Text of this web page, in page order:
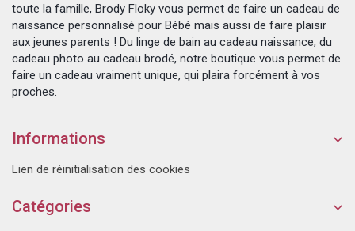
toute la famille, Brody Floky vous permet de faire un cadeau de
naissance personnalisé pour Bébé mais aussi de faire plaisir
aux jeunes parents ! Du linge de bain au cadeau naissance, du
cadeau photo au cadeau brodé, notre boutique vous permet de
faire un cadeau vraiment unique, qui plaira forcément à vos
proches.
Informations
Lien de réinitialisation des cookies
Catégories